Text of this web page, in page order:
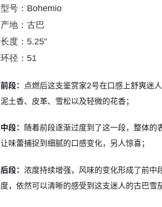
型号：Bohemio
产地：古巴
长度：5.25"
环径：51
前段： 点燃后这支鉴赏家2号在口感上舒爽迷
泥土香、皮革、雪松以及轻微的花香；
中段： 随着前段逐渐过度到了这一段，整体
让味蕾捕捉到细腻的口感变化，另人惊喜；
后段： 浓度持续增强，风味的变化形成了前中
度，依然可以清晰的感受到这支迷人的古巴雪